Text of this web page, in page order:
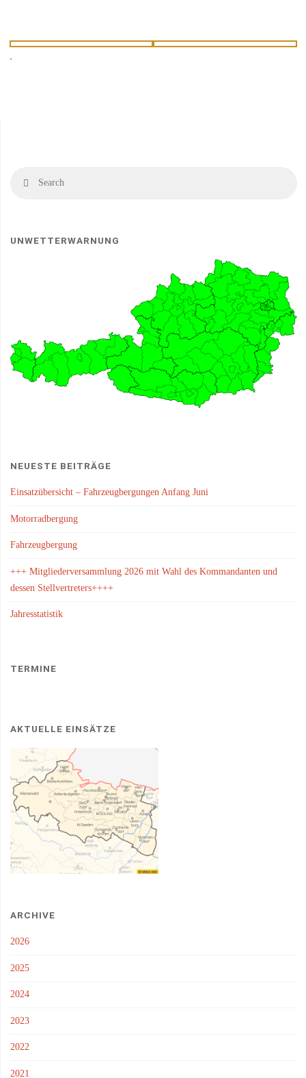
.
Search
UNWETTERWARNUNG
NEUESTE BEITRÄGE
Einsatzübersicht – Fahrzeugbergungen Anfang Juni
Motorradbergung
Fahrzeugbergung
+++ Mitgliederversammlung 2026 mit Wahl des Kommandanten und
dessen Stellvertreters++++
Jahresstatistik
TERMINE
AKTUELLE EINSÄTZE
ARCHIVE
2026
2025
2024
2023
2022
2021